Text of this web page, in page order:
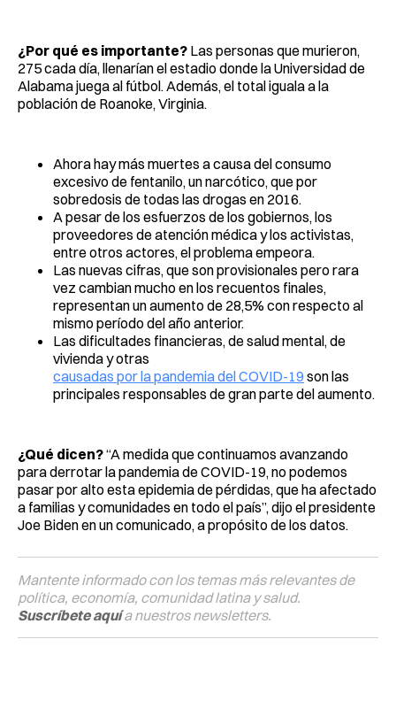
¿Por qué es importante? Las personas que murieron,
275 cada día, llenarían el estadio donde la Universidad de
Alabama juega al fútbol. Además, el total iguala a la
población de Roanoke, Virginia.
Ahora hay más muertes a causa del consumo
excesivo de fentanilo, un narcótico, que por
sobredosis de todas las drogas en 2016.
A pesar de los esfuerzos de los gobiernos, los
proveedores de atención médica y los activistas,
entre otros actores, el problema empeora.
Las nuevas cifras, que son provisionales pero rara
vez cambian mucho en los recuentos finales,
representan un aumento de 28,5% con respecto al
mismo período del año anterior.
Las dificultades financieras, de salud mental, de
vivienda y otras
causadas por la pandemia del COVID-19 son las
principales responsables de gran parte del aumento.
¿Qué dicen?“A medida que continuamos avanzando
para derrotar la pandemia de COVID-19, no podemos
pasar por alto esta epidemia de pérdidas, que ha afectado
a familias y comunidades en todo el país”, dijo el presidente
Joe Biden en un comunicado, a propósito de los datos.
Mantente informado con los temas más relevantes de
política, economía, comunidad latina y salud.
Suscríbete aquía nuestros newsletters.